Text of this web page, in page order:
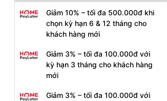
Giảm 10% – tối đa 500.000đ khi
chọn kỳ hạn 6 & 12 tháng cho
khách hàng mới
Giảm 3% – tối đa 100.000đ với
kỳ hạn 3 tháng cho khách hàng
mới
Giảm 3% – tối đa 100.000đ với